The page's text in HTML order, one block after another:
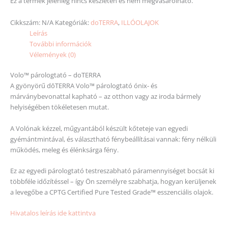
Cikkszám: N/A Kategóriák:doTERRA, ILLÓOLAJOK
Leírás
További információk
Vélemények (0)
Volo™ párologtató – doTERRA
A gyönyörű dōTERRA Volo™ párologtató ónix- és
márványbevonattal kapható – az otthon vagy az iroda bármely
helyiségében tökéletesen mutat.
A Volónak kézzel, műgyantából készült kőteteje van egyedi
gyémántmintával, és választható fénybeállításai vannak: fény nélküli
működés, meleg és élénksárga fény.
Ez az egyedi párologtató testreszabható páramennyiséget bocsát ki
többféle időzítéssel – így Ön személyre szabhatja, hogyan kerüljenek
a levegőbe a CPTG Certified Pure Tested Grade™ esszenciális olajok.
Hivatalos leírás ide kattintva